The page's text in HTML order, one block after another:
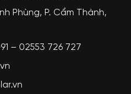
Phùng, P. Cẩm Thành,
– 02553 726 727